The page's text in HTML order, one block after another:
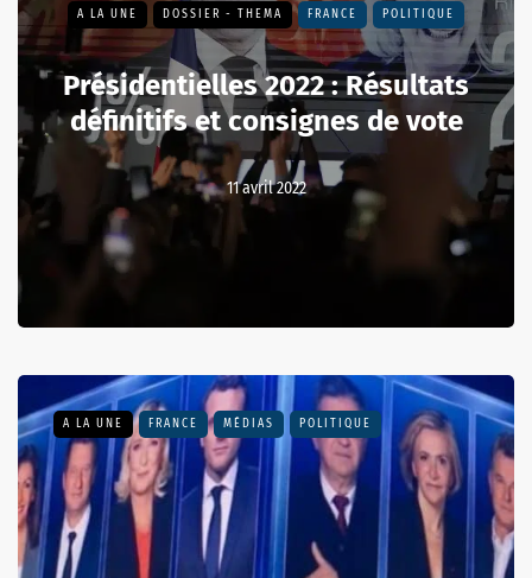
A LA UNE DOSSIER - THEMA FRANCE POLITIQUE
Présidentielles 2022 : Résultats
définitifs et consignes de vote
11 avril 2022
A LA UNE FRANCE MÉDIAS POLITIQUE